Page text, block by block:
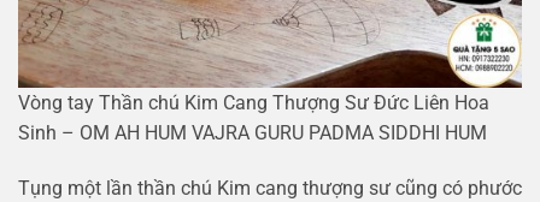
Vòng tay Thần chú Kim Cang Thượng Sư Đức Liên Hoa
Sinh – OM AH HUM VAJRA GURU PADMA SIDDHI HUM
Tụng một lần thần chú Kim cang thượng sư cũng có phước